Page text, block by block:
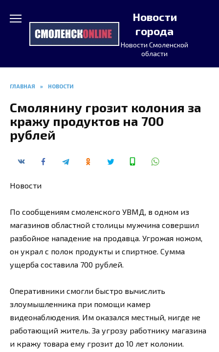
содержанию
Новости
города
Новости Смоленской
области
ГЛАВНАЯ » НОВОСТИ
Смолянину грозит колония за
кражу продуктов на 700
рублей
Новости
По сообщениям смоленского УВМД, в одном из
магазинов областной столицы мужчина совершил
разбойное нападение на продавца. Угрожая ножом,
он украл с полок продукты и спиртное. Сумма
ущерба составила 700 рублей.
Оперативники смогли быстро вычислить
злоумышленника при помощи камер
видеонаблюдения. Им оказался местный, нигде не
работающий житель. За угрозу работнику магазина
и кражу товара ему грозит до 10 лет колонии.